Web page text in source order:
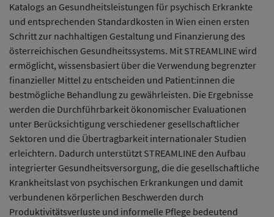
Katalogs an Gesundheitsleistungen für psychisch Erkrankte
und entsprechenden Standardkosten in Wien einen ersten
Schritt zur nachhaltigen Gestaltung und Finanzierung des
österreichischen Gesundheitssystems. Mit STREAMLINE wird
ermöglicht, wissensbasiert über die Verwendung begrenzter
finanzieller Mittel zu entscheiden und Patient:innen die
bestmögliche Behandlung zu gewährleisten. Die Ergebnisse
werden die Durchführbarkeit ökonomischer Evaluationen
unter Berücksichtigung verschiedener gesellschaftlicher
Sektoren und die Übertragbarkeit internationaler Studien
erleichtern. Dadurch unterstützt STREAMLINE den Aufbau
integrierter Gesundheitsversorgung, die die gesellschaftliche
Krankheitslast von psychischen Erkrankungen und damit
verbundenen körperlichen Beschwerden durch
Produktivitätsverluste und informelle Pflege bedeutend